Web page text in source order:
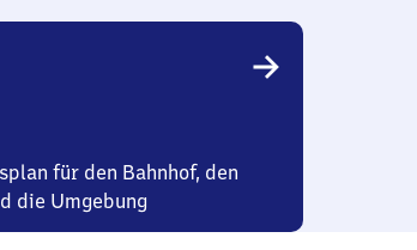
für den Bahnhof, den
die Umgebung